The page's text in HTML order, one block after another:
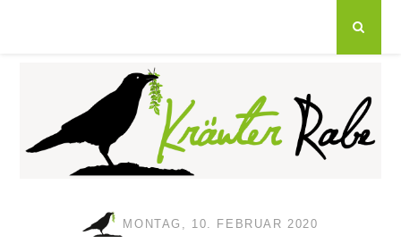
MONTAG, 10. FEBRUAR 2020